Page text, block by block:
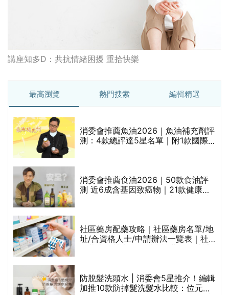
講座知多D：共抗情緒困擾 重拾快樂
最高瀏覽 熱門搜索 編輯精選
消委會推薦魚油2026｜魚油補充劑評
測：4款總評達5星名單｜附1款國際
消委會推薦食油2026｜50款食油評
測 近6成含基因致癌物｜21款健康煮
社區藥房配藥攻略｜社區藥房名單/地
址/合資格人士/申請辦法一覽表｜社
防脫髮洗頭水 | 消委會5星推介！編輯
加推10款防掉髮洗髮水比較：位元